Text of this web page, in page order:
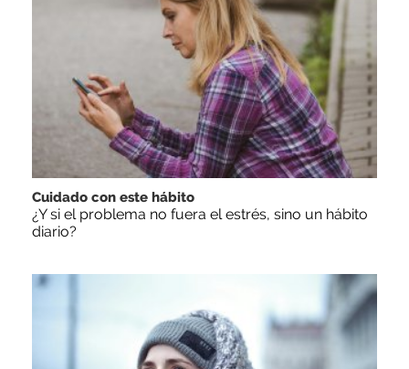
Cuidado con este hábito
¿Y si el problema no fuera el estrés, sino un hábito
diario?